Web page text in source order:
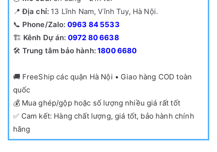
📍Địa chỉ: 13 Lĩnh Nam, Vĩnh Tuy, Hà Nội.
📞 Phone/Zalo: 0963 84 5533
🏗️ Kênh Dự án: 0972 80 6638
🛠️ Trung tâm bảo hành:1800 6680
🚚 FreeShip các quận Hà Nội • Giao hàng COD toàn
quốc
💰 Mua ghép/gộp hoặc số lượng nhiều giá rất tốt
✅ Cam kết: Hàng chất lượng, giá tốt, bảo hành chính
hãng